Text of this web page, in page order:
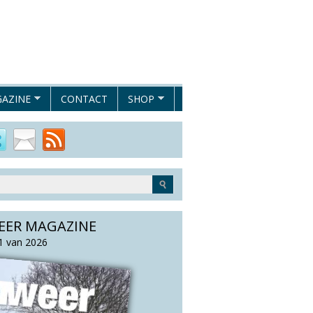
CONTACT SHOP
MAGAZINE
van 2026